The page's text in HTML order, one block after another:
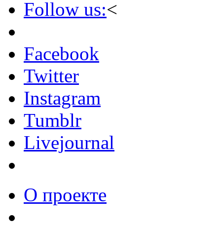
Follow us:<
Facebook
Twitter
Instagram
Tumblr
Livejournal
О проекте